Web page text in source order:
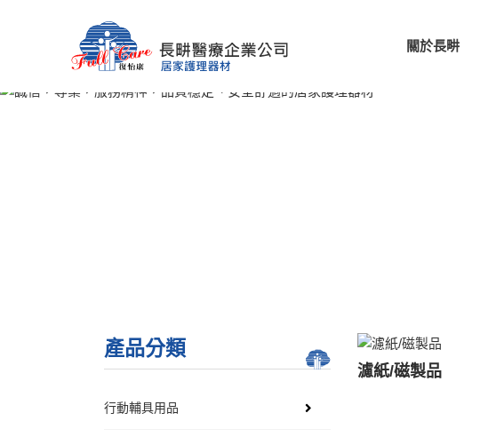
關於長畊
產品分類
行動輔具用品
濾紙/磁製品